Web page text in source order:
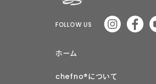
FOLLOW US
ホーム
chefno®︎について